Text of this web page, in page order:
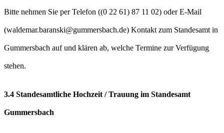
Bitte nehmen Sie per Telefon ( ) oder E-Mail
( ) Kontakt zum Standesamt in
Gummersbach auf und klären ab, welche Termine zur Verfügung
stehen.
3.4 Standesamtliche Hochzeit / Trauung im Standesamt
Gummersbach